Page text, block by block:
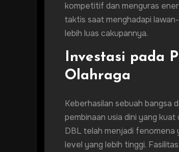
kompetitif dan menguras
taktis saat menghadapi
lebih luas cakupannya.
Investasi pada
Olahraga
Keberhasilan sebuah bangsa
pembinaan usia dini yang
DBL telah menjadi fenomena
level yang lebih tinggi.